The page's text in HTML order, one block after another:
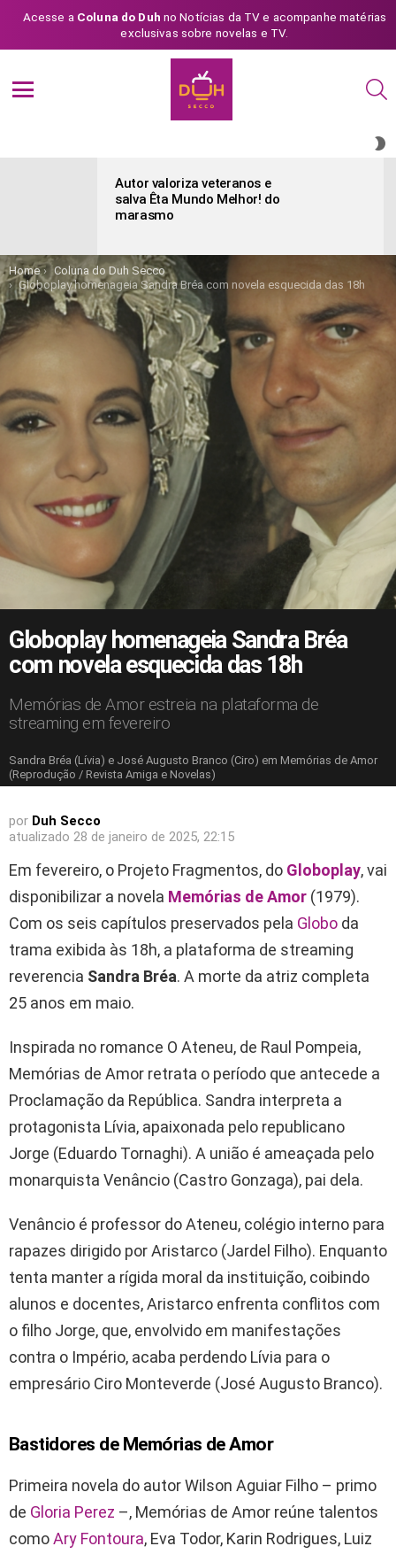
Acesse a Coluna do Duh no Notícias da TV e acompanhe matérias
exclusivas sobre novelas e TV.
Autor valoriza veteranos e
salva Êta Mundo Melhor! do
marasmo
You are here:
Home
Coluna do Duh Secco
Globoplay homenageia Sandra Bréa com novela esquecida das 18h
Globoplay homenageia Sandra Bréa
com novela esquecida das 18h
Memórias de Amor estreia na plataforma de
streaming em fevereiro
Sandra Bréa (Lívia) e José Augusto Branco (Ciro) em Memórias de Amor
(Reprodução / Revista Amiga e Novelas)
por Duh Secco
atualizado 28 de janeiro de 2025, 22:15
Em fevereiro, o Projeto Fragmentos, do Globoplay, vai
disponibilizar a novela Memórias de Amor (1979).
Com os seis capítulos preservados pela Globo da
trama exibida às 18h, a plataforma de streaming
reverencia Sandra Bréa. A morte da atriz completa
25 anos em maio.
Inspirada no romance O Ateneu, de Raul Pompeia,
Memórias de Amor retrata o período que antecede a
Proclamação da República. Sandra interpreta a
protagonista Lívia, apaixonada pelo republicano
Jorge (Eduardo Tornaghi). A união é ameaçada pelo
monarquista Venâncio (Castro Gonzaga), pai dela.
Venâncio é professor do Ateneu, colégio interno para
rapazes dirigido por Aristarco (Jardel Filho). Enquanto
tenta manter a rígida moral da instituição, coibindo
alunos e docentes, Aristarco enfrenta conflitos com
o filho Jorge, que, envolvido em manifestações
contra o Império, acaba perdendo Lívia para o
empresário Ciro Monteverde (José Augusto Branco).
Bastidores de Memórias de Amor
Primeira novela do autor Wilson Aguiar Filho – primo
de Gloria Perez –, Memórias de Amor reúne talentos
comoAry Fontoura, Eva Todor, Karin Rodrigues, Luiz